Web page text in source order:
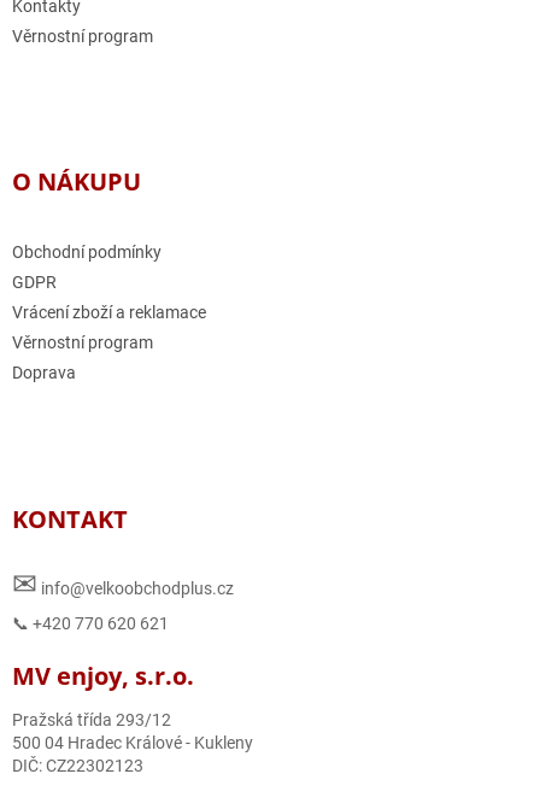
Kontakty
Věrnostní program
O NÁKUPU
Obchodní podmínky
GDPR
Vrácení zboží a reklamace
Věrnostní program
Doprava
KONTAKT
✉ info@velkoobchodplus.cz
📞 +420 770 620 621
MV enjoy, s.r.o.
Pražská třída 293/12
500 04 Hradec Králové - Kukleny
DIČ: CZ22302123